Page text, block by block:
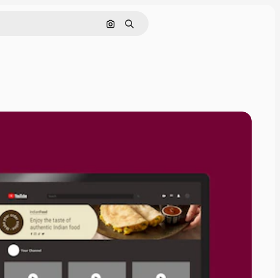
Buscar por imagen
Buscar